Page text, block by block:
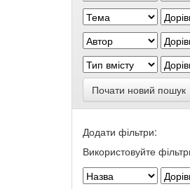
Почати новий пошук
Додати фільтри:
Використовуйте